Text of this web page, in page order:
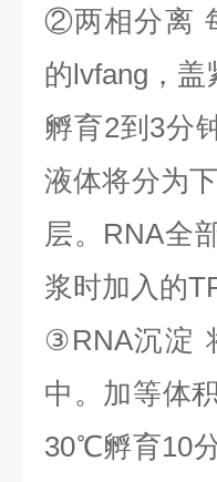
②两相分离
的lvfang ，
孵育2到 3分
液体将分为
层。 RNA全
浆时加入的
③RNA沉淀
中。加等体
30℃孵育10